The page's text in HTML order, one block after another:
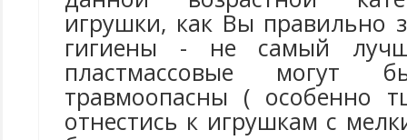
игрушки, как Вы правильно
гигиены - не самый
пластмассовые могут
травмоопасны ( особенно
отнестись к игрушкам с